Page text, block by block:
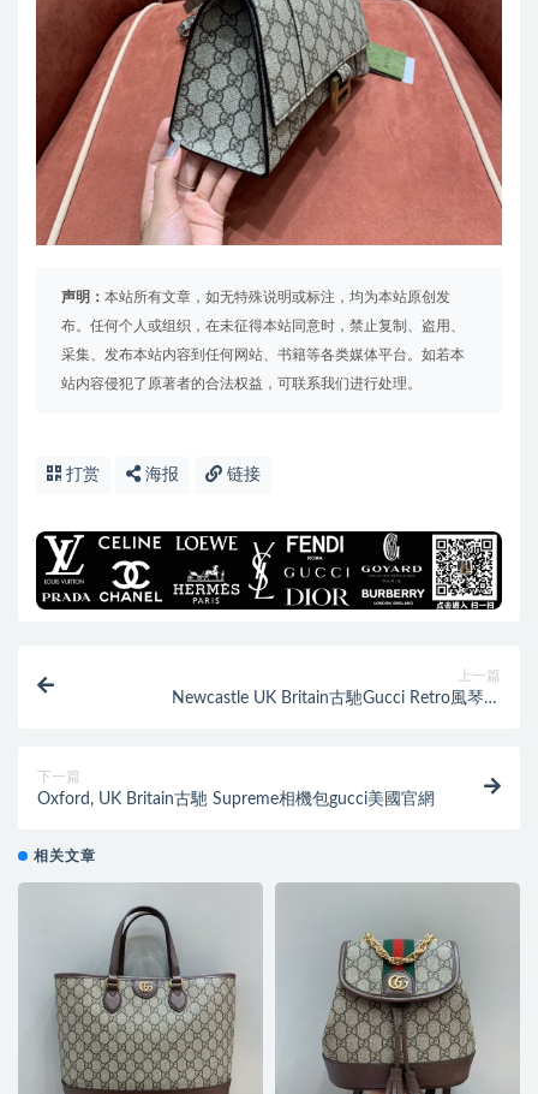
声明： 本站所有文章，如无特殊说明或标注，均为本站原创发
布。任何个人或组织，在未征得本站同意时，禁止复制、盗用、
采集、发布本站内容到任何网站、书籍等各类媒体平台。如若本
站内容侵犯了原著者的合法权益，可联系我们进行处理。
打赏 海报 链接
上一篇
Newcastle UK Britain古馳Gucci Retro風琴包
下一篇
Oxford, UK Britain古馳 Supreme相機包gucci美國官網
相关文章